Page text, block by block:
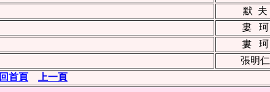
默 夫
婁 珂
婁 珂
張明仁
回首頁
上一頁